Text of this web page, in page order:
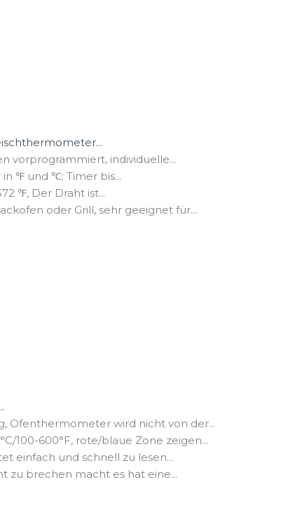
vorprogrammiert, individuelle...
℉ und ℃; Timer bis...
℉, Der Draht ist...
oder Grill, sehr geeignet für...
Ofenthermometer wird nicht von der...
100-600°F, rote/blaue Zone zeigen...
einfach und schnell zu lesen...
zu brechen macht es hat eine...